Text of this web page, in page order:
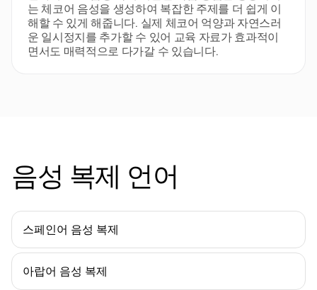
는 체코어 음성을 생성하여 복잡한 주제를 더 쉽게 이
해할 수 있게 해줍니다. 실제 체코어 억양과 자연스러
운 일시정지를 추가할 수 있어 교육 자료가 효과적이
면서도 매력적으로 다가갈 수 있습니다.
음성 복제 언어
스페인어 음성 복제
아랍어 음성 복제